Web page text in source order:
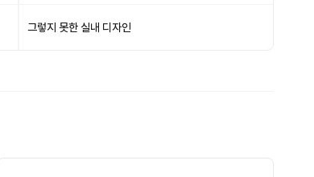
그렇지 못한 실내 디자인